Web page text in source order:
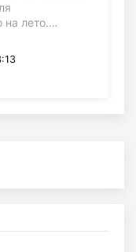
на лето.…